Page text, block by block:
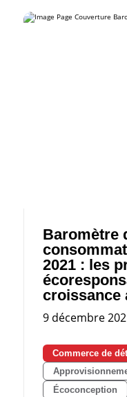
Baromètre
2021 : les
croissance
9 décembre
Commerce de
Écoconception